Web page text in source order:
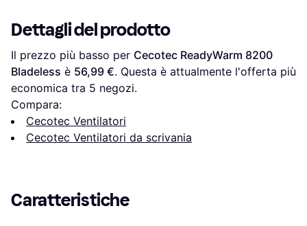
Dettagli del prodotto
Il prezzo più basso per Cecotec ReadyWarm 8200
Bladeless è 56,99 €. Questa è attualmente l'offerta più
economica tra 5 negozi.
Compara:
Cecotec Ventilatori
Cecotec Ventilatori da scrivania
Caratteristiche